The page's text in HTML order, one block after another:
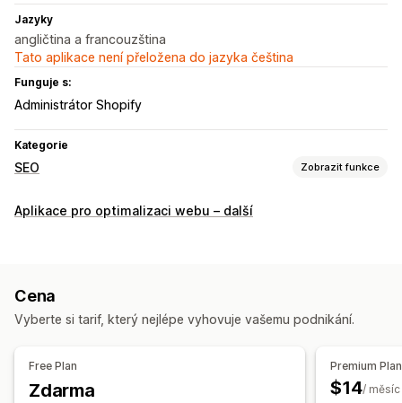
Jazyky
angličtina a francouzština
Tato aplikace není přeložena do jazyka čeština
Funguje s:
Administrátor Shopify
Kategorie
SEO Zobrazit funkce
Nástroje SEO
Responzivní design pro mobilní zařízení
Optimalizace obsahu
Optimalizace metadat
Sledování výkonu
Aplikace pro optimalizaci webu – další
Cena
Vyberte si tarif, který nejlépe vyhovuje vašemu podnikání.
Free Plan
Zdarma
Premium Plan
$14/ měsíc